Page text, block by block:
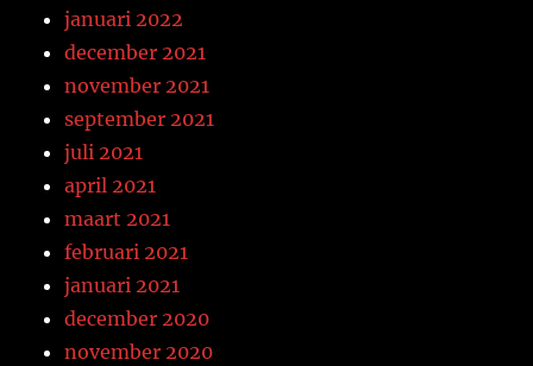
januari 2022
december 2021
november 2021
september 2021
juli 2021
april 2021
maart 2021
februari 2021
januari 2021
december 2020
november 2020